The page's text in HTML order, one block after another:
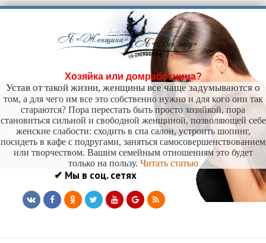
Хозяйка или домработница?
Устав от такой жизни, женщины все чаще задумываются о
том, а для чего им все это собственно нужно и для кого они так
стараются? Пора перестать быть просто хозяйкой, пора
становиться сильной и свободной женщиной, позволяющей себе
женские слабости: сходить в спа салон, устроить шопинг,
посидеть в кафе с подругами, заняться самосовершенствованием
или творчеством. Вашим семейным отношениям это будет
только на пользу. Читать статью
✔ Мы в соц. сетях